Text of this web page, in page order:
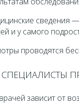
сведения
и у самого
проводятся
СПЕЦИАЛИСТЫ
зависит от